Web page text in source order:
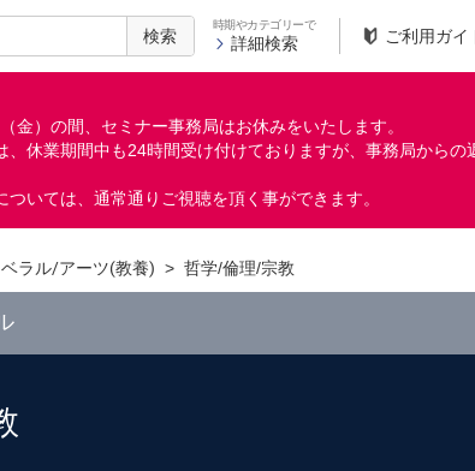
検索
時期やカテゴリーで
詳細検索 ご利用ガイ
金）の間、セミナー事務局はお休みをいたします。
、休業期間中も24時間受け付けておりますが、事務局から
いては、通常通りご視聴を頂く事ができます。
ベラル/アーツ(教養) > 哲学/倫理/宗教